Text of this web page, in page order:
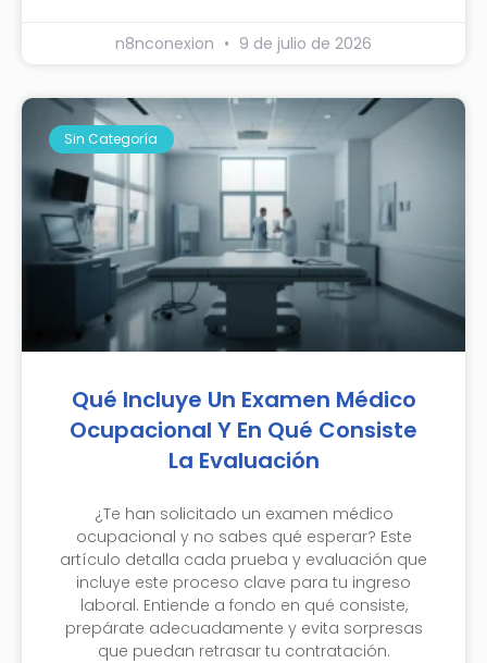
n8nconexion 9 de julio de 2026
Sin Categoría
Qué Incluye Un Examen Médico
Ocupacional Y En Qué Consiste
La Evaluación
¿Te han solicitado un examen médico
ocupacional y no sabes qué esperar? Este
artículo detalla cada prueba y evaluación que
incluye este proceso clave para tu ingreso
laboral. Entiende a fondo en qué consiste,
prepárate adecuadamente y evita sorpresas
que puedan retrasar tu contratación.